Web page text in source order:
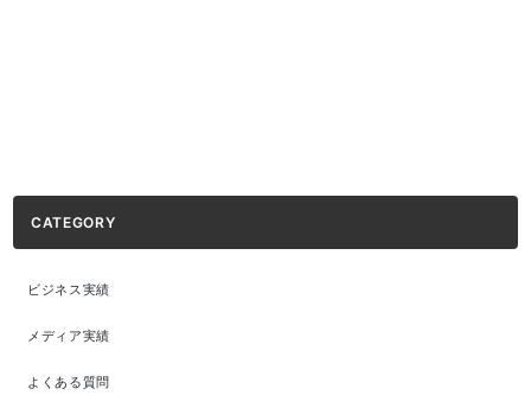
CATEGORY
ビジネス実績
メディア実績
よくある質問